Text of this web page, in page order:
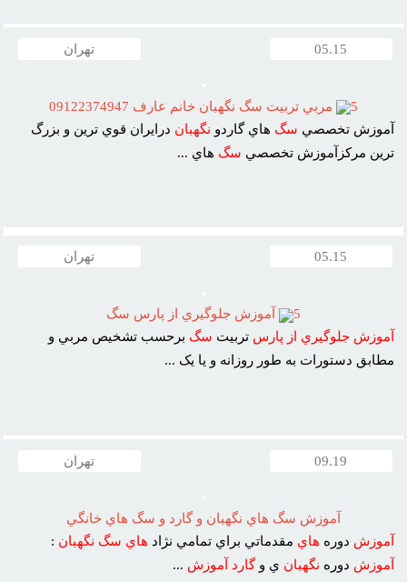
05.15 تهران
5
مربي تربيت سگ نگهبان خانم عارف 09122374947
آموزش تخصصي سگ هاي گاردو نگهبان درايران قوي ترين و بزرگ
ترين مرکزآموزش تخصصي سگ هاي ...
05.15 تهران
5
آموزش جلوگيري از پارس سگ
آموزش جلوگيري از پارس تربيت سگ برحسب تشخيص مربي و
مطابق دستورات به طور روزانه و يا يک ...
09.19 تهران
آموزش سگ هاي نگهبان و گارد و سگ هاي خانگي
آموزش دوره هاي مقدماتي براي تمامي نژاد هاي سگ نگهبان :
آموزش دوره نگهبان ي وگارد آموزش ...